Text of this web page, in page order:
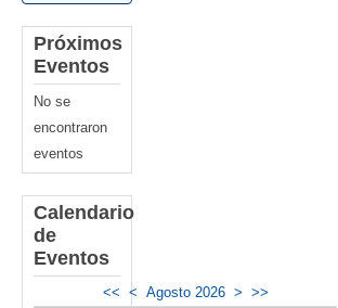
Próximos
Eventos
No se
encontraron
eventos
Calendario
de
Eventos
<< < Agosto 2026 > >>